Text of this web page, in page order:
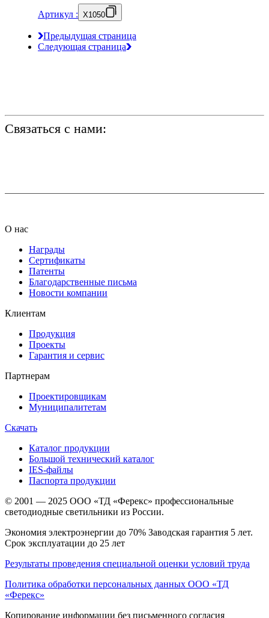
Артикул : X1050
Предыдущая страница
Следующая страница
Связаться с нами:
О нас
Награды
Сертификаты
Патенты
Благодарственные письма
Новости компании
Клиентам
Продукция
Проекты
Гарантия и сервис
Партнерам
Проектировщикам
Муниципалитетам
Скачать
Каталог продукции
Большой технический каталог
IES-файлы
Паспорта продукции
© 2001 — 2025 ООО «ТД «Ферекс» профессиональные
светодиодные светильники из России.
Экономия электроэнергии до 70% Заводская гарантия 5 лет.
Срок эксплуатации до 25 лет
Результаты проведения специальной оценки условий труда
Политика обработки персональных данных ООО «ТД
«Ферекс»
Копирование информации без письменного согласия